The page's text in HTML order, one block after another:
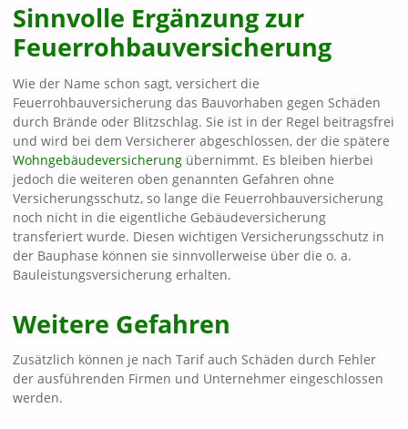
Sinnvolle Ergänzung zur
Feuerrohbauversicherung
Wie der Name schon sagt, versichert die
Feuerrohbauversicherung das Bauvorhaben gegen Schäden
durch Brände oder Blitzschlag. Sie ist in der Regel beitragsfrei
und wird bei dem Versicherer abgeschlossen, der die spätere
Wohngebäudeversicherungübernimmt. Es bleiben hierbei
jedoch die weiteren oben genannten Gefahren ohne
Versicherungsschutz, so lange die Feuerrohbauversicherung
noch nicht in die eigentliche Gebäudeversicherung
transferiert wurde. Diesen wichtigen Versicherungsschutz in
der Bauphase können sie sinnvollerweise über die o. a.
Bauleistungsversicherung erhalten.
Weitere Gefahren
Zusätzlich können je nach Tarif auch Schäden durch Fehler
der ausführenden Firmen und Unternehmer eingeschlossen
werden.